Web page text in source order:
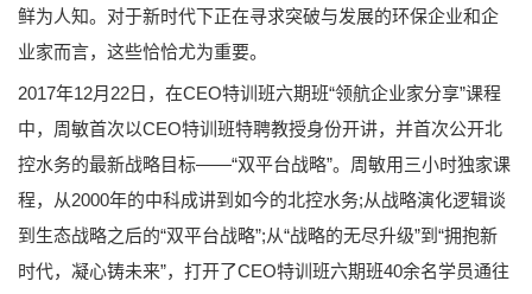
鲜为人知。对于新时代下正在寻求突破与发展的环保企业和企
业家而言，这些恰恰尤为重要。
2017年12月22日，在CEO特训班六期班“领航企业家分享”课程
中，周敏首次以CEO特训班特聘教授身份开讲，并首次公开北
控水务的最新战略目标——“双平台战略”。周敏用三小时独家课
程，从2000年的中科成讲到如今的北控水务;从战略演化逻辑谈
到生态战略之后的“双平台战略”;从“战略的无尽升级”到“拥抱新
时代，凝心铸未来”，打开了CEO特训班六期班40余名学员通往